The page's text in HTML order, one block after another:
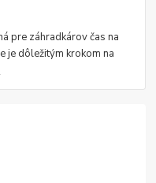
pre záhradkárov čas na
je dôležitým krokom na